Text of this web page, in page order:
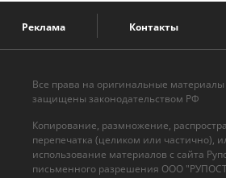
Реклама Контакты
Все права на оригинальные материалы
защищены законодательством РФ
Копирование, размножение,
перепечатка (целиком или частично),
использование материалов с сайта
письменного разрешения ООО